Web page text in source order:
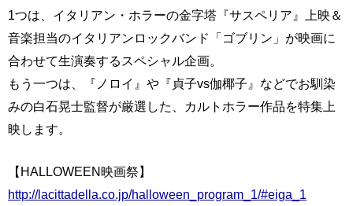
1つは、イタリアン・ホラーの金字塔『サスペリア』上映＆
音楽担当のイタリアンロックバンド「ゴブリン」が映画に
合わせて生演奏するスペシャル企画。
もう一つは、『ノロイ』や『貞子vs伽椰子』などでお馴染
みの白石晃士監督が厳選した、カルトホラー作品を特集上
映します。
【HALLOWEEN映画祭】
http://lacittadella.co.jp/halloween_program_1/#eiga_1